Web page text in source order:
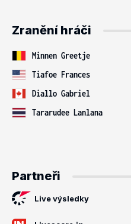
Zranění hráči
Minnen Greetje
Tiafoe Frances
Diallo Gabriel
Tararudee Lanlana
Partneři
Live výsledky